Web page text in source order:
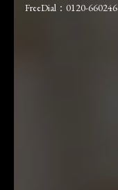
FreeDial：0120-660246